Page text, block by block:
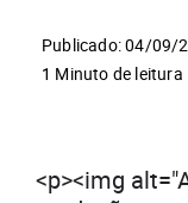
Publicado: 04/09/
1 Minuto de leitura
<p><img